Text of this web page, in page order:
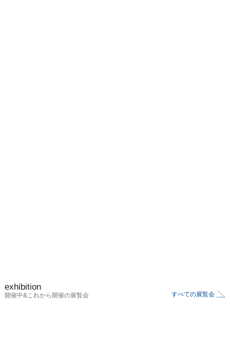
exhibition
開催中&これから開催の展覧会 すべての展覧会